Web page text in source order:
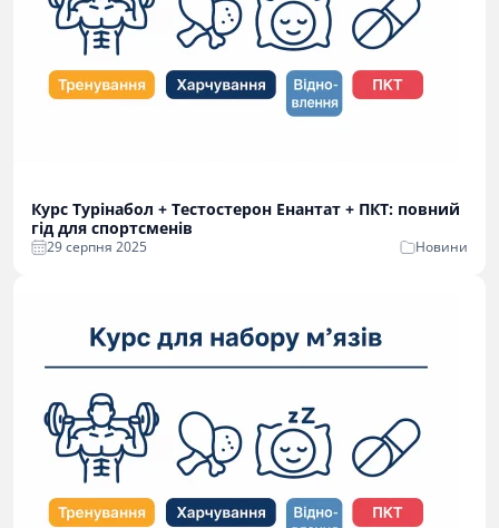
Курс Турінабол + Тестостерон Енантат + ПКТ: повний
гід для спортсменів
29 серпня 2025 Новини